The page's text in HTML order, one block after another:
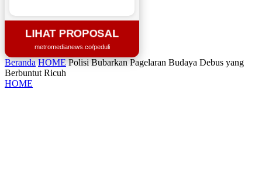
LIHAT PROPOSAL
metromedianews.co/peduli
Beranda HOME Polisi Bubarkan Pagelaran Budaya Debus yang
Berbuntut Ricuh
HOME